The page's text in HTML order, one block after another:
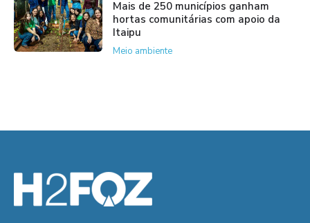
Mais de 250 municípios ganham
hortas comunitárias com apoio da
Itaipu
Meio ambiente